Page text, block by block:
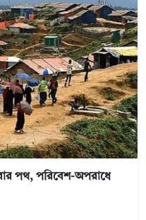
পথ, পরিবেশ-অপরাধে